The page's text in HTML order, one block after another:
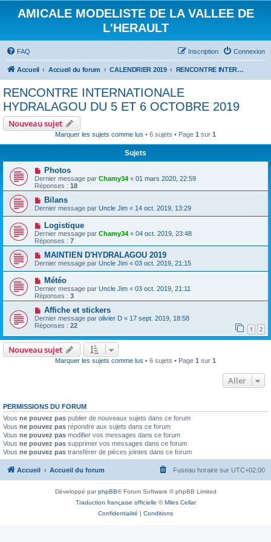
AMICALE MODELISTE DE LA VALLEE DE
L'HERAULT
FAQ Connexion
Inscription
Accueil Accueil du forum CALENDRIER 2019 RENCONTRE INTERNATIONALE HYDRALAGOU DU 5 ET 6 OCTOBRE 2019
RENCONTRE INTERNATIONALE
HYDRALAGOU DU 5 ET 6 OCTOBRE 2019
Nouveau sujet
Marquer les sujets comme lus • 6 sujets • Page 1 sur 1
Sujets
Photos
Dernier message par Chamy34 « 01 mars 2020, 22:59
Réponses : 18
Bilans
Dernier message par Uncle Jim « 14 oct. 2019, 13:29
Logistique
Dernier message par Chamy34 « 04 oct. 2019, 23:48
Réponses : 7
MAINTIEN D'HYDRALAGOU 2019
Dernier message par Uncle Jim « 03 oct. 2019, 21:15
Météo
Dernier message par Uncle Jim « 03 oct. 2019, 21:11
Réponses : 3
Affiche et stickers
Dernier message par olivier D « 17 sept. 2019, 18:58
Réponses : 22 1 2
Nouveau sujet
Marquer les sujets comme lus • 6 sujets • Page 1 sur 1
Aller
PERMISSIONS DU FORUM
Vous ne pouvez pas publier de nouveaux sujets dans ce forum
Vous ne pouvez pas répondre aux sujets dans ce forum
Vous ne pouvez pas modifier vos messages dans ce forum
Vous ne pouvez pas supprimer vos messages dans ce forum
Vous ne pouvez pas transférer de pièces jointes dans ce forum
Accueil Accueil du forum Fuseau horaire sur UTC+02:00
Développé parphpBB® Forum Software © phpBB Limited
Traduction française officielle ©Miles Cellar
Confidentialité | Conditions